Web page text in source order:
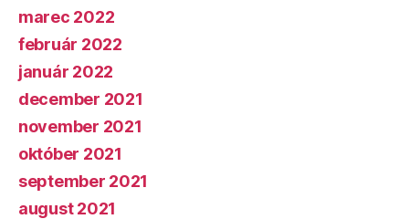
marec 2022
február 2022
január 2022
december 2021
november 2021
október 2021
september 2021
august 2021